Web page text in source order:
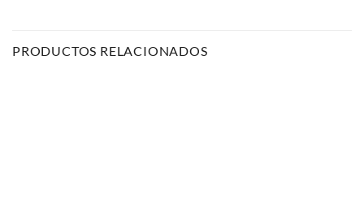
PRODUCTOS RELACIONADOS